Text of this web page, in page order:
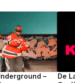
–
De